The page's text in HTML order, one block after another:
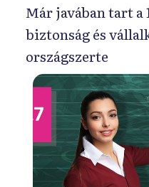
Már javában tart a
biztonság és
országszerte